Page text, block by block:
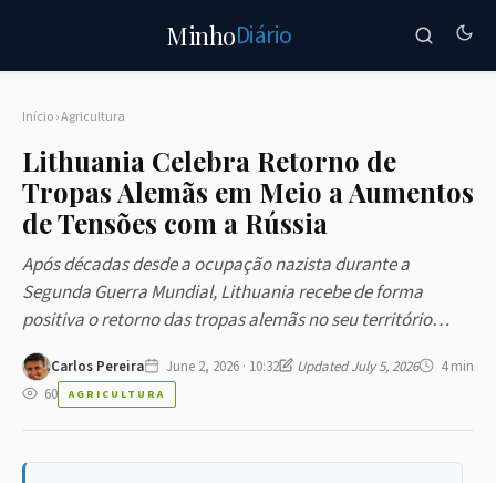
MinhoDiário
Início›Agricultura
Lithuania Celebra Retorno de
Tropas Alemãs em Meio a Aumentos
de Tensões com a Rússia
Após décadas desde a ocupação nazista durante a
Segunda Guerra Mundial, Lithuania recebe de forma
positiva o retorno das tropas alemãs no seu território…
Carlos Pereira June 2, 2026 · 10:32 Updated July 5, 2026
4 min
60
AGRICULTURA